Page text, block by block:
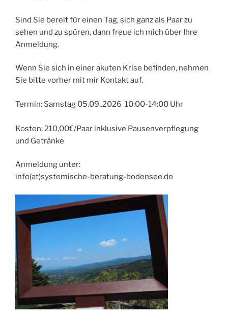
Sind Sie bereit für einen Tag, sich ganz als Paar zu
sehen und zu spüren, dann freue ich mich über Ihre
Anmeldung.
Wenn Sie sich in einer akuten Krise befinden, nehmen
Sie bitte vorher mit mir Kontakt auf.
Termin: Samstag 05.09..2026 10:00-14:00 Uhr
Kosten: 210,00€/Paar inklusive Pausenverpflegung
und Getränke
Anmeldung unter:
info(at)systemische-beratung-bodensee.de